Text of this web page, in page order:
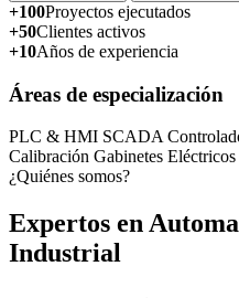
+100Proyectos ejecutados
+50Clientes activos
+10Años de experiencia
Áreas de especialización
PLC & HMI SCADA
Calibración Gabinetes Eléctricos
¿Quiénes somos?
Expertos en
Industrial